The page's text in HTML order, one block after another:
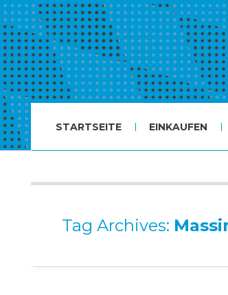
STARTSEITE EINKAUFEN
Tag Archives: